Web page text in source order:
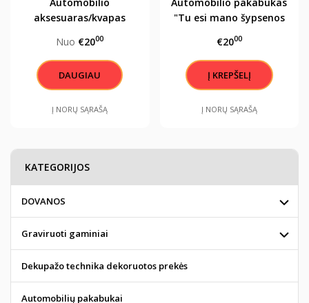
aksesuaras/kvapas
Nuo €2000
DAUGIAU
Į NORŲ SĄRAŠĄ
"Tu esi mano šypsenos
€2000
Į NORŲ SĄRAŠĄ
KATEGORIJOS
DOVANOS
Graviruoti gaminiai
Dekupažo technika dekoruotos prekės
Automobilių pakabukai